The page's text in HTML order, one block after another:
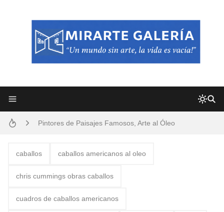
caballos caballos americanos al oleo
chris cummings obras caballos
cuadros de caballos americanos